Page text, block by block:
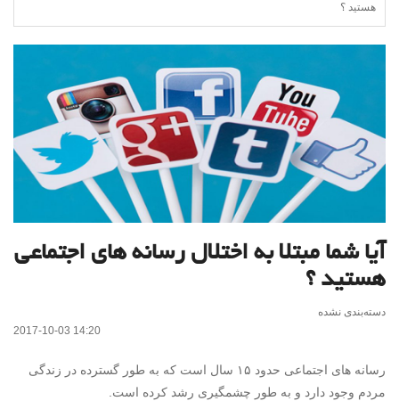
هستید ؟
آیا شما مبتلا به اختلال رسانه های اجتماعی
هستید ؟
دسته‌بندی نشده
2017-10-03 14:20
رسانه های اجتماعی حدود ۱۵ سال است که به طور گسترده در زندگی
مردم وجود دارد و به طور چشمگیری رشد کرده است.